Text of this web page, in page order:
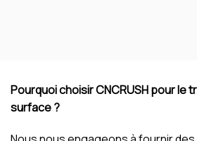
Pourquoi choisir CNCRUSH pour le
surface ?